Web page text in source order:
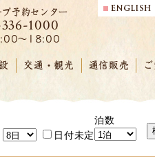
予約センター
1000
～18:00
交通・観光 通信販売
日付未定
泊数